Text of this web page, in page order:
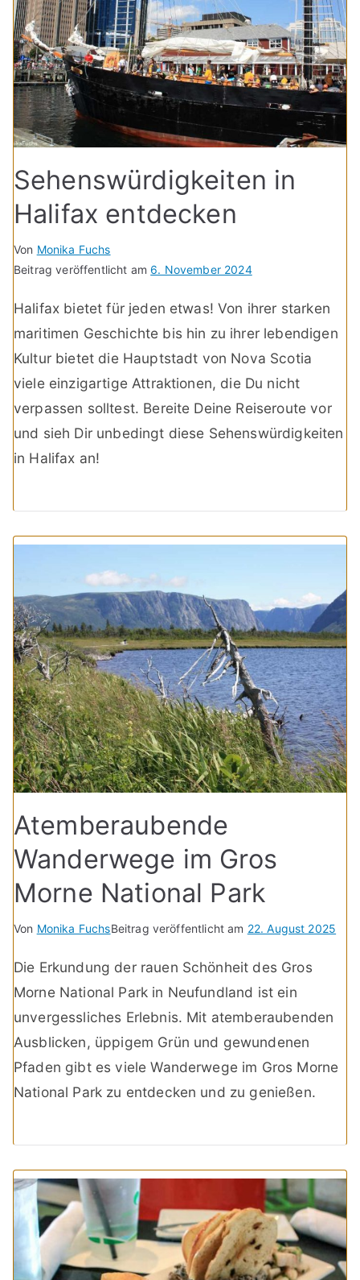
Sehenswürdigkeiten in
Halifax entdecken
Von Monika Fuchs
Beitrag veröffentlicht am 6. November 2024
Halifax bietet für jeden etwas! Von ihrer starken
maritimen Geschichte bis hin zu ihrer lebendigen
Kultur bietet die Hauptstadt von Nova Scotia
viele einzigartige Attraktionen, die Du nicht
verpassen solltest. Bereite Deine Reiseroute vor
und sieh Dir unbedingt diese Sehenswürdigkeiten
in Halifax an!
Atemberaubende
Wanderwege im Gros
Morne National Park
Von Monika FuchsBeitrag veröffentlicht am 22. August 2025
Die Erkundung der rauen Schönheit des Gros
Morne National Park in Neufundland ist ein
unvergessliches Erlebnis. Mit atemberaubenden
Ausblicken, üppigem Grün und gewundenen
Pfaden gibt es viele Wanderwege im Gros Morne
National Park zu entdecken und zu genießen.